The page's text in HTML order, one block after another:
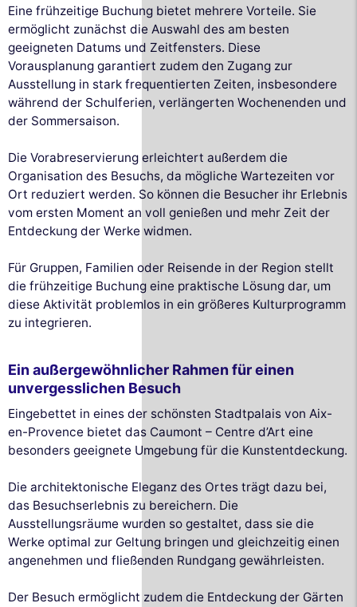
Eine frühzeitige Buchung bietet mehrere Vorteile. Sie
ermöglicht zunächst die Auswahl des am besten
geeigneten Datums und Zeitfensters. Diese
Vorausplanung garantiert zudem den Zugang zur
Ausstellung in stark frequentierten Zeiten, insbesondere
während der Schulferien, verlängerten Wochenenden und
der Sommersaison.
Die Vorabreservierung erleichtert außerdem die
Organisation des Besuchs, da mögliche Wartezeiten vor
Ort reduziert werden. So können die Besucher ihr Erlebnis
vom ersten Moment an voll genießen und mehr Zeit der
Entdeckung der Werke widmen.
Für Gruppen, Familien oder Reisende in der Region stellt
die frühzeitige Buchung eine praktische Lösung dar, um
diese Aktivität problemlos in ein größeres Kulturprogramm
zu integrieren.
Ein außergewöhnlicher Rahmen für einen
unvergesslichen Besuch
Eingebettet in eines der schönsten Stadtpalais von Aix-
en-Provence bietet das Caumont – Centre d’Art eine
besonders geeignete Umgebung für die Kunstentdeckung.
Die architektonische Eleganz des Ortes trägt dazu bei,
das Besuchserlebnis zu bereichern. Die
Ausstellungsräume wurden so gestaltet, dass sie die
Werke optimal zur Geltung bringen und gleichzeitig einen
angenehmen und fließenden Rundgang gewährleisten.
Der Besuch ermöglicht zudem die Entdeckung der Gärten